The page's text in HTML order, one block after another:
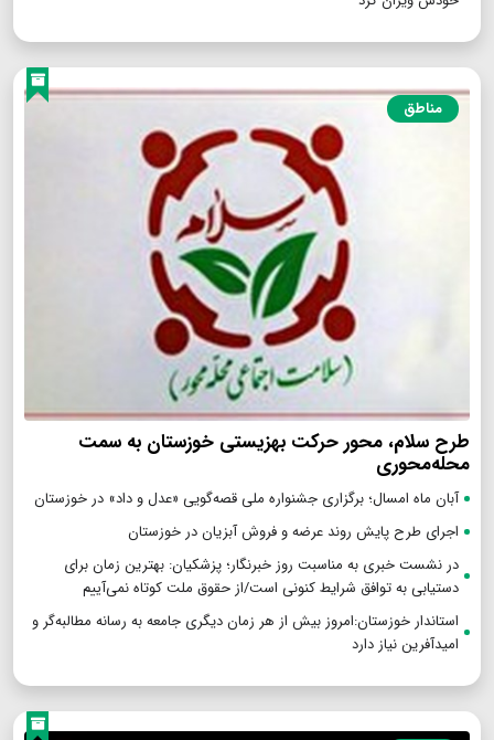
مناطق
طرح سلام، محور حرکت بهزیستی خوزستان به سمت
محله‌محوری
آبان ماه امسال؛ برگزاری جشنواره ملی قصه‌گویی «عدل و داد» در خوزستان
اجرای طرح پایش روند عرضه و فروش آبزیان در خوزستان
در نشست خبری به مناسبت روز خبرنگار؛ پزشکیان‌: بهترین زمان برای
دستیابی به توافق شرایط کنونی است/از حقوق ملت کوتاه نمی‌آییم
استاندار خوزستان:امروز بیش از هر زمان دیگری جامعه به رسانه مطالبه‌گر و
امیدآفرین نیاز دارد